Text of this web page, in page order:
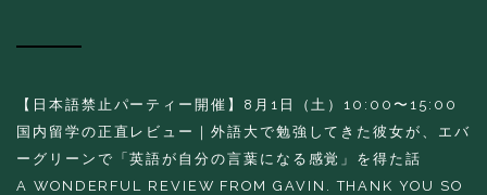
【日本語禁止パーティー開催】8月1日（土）10:00〜15:00
国内留学の正直レビュー｜外語大で勉強してきた彼女が、エバ
ーグリーンで「英語が自分の言葉になる感覚」を得た話
A WONDERFUL REVIEW FROM GAVIN. THANK YOU SO